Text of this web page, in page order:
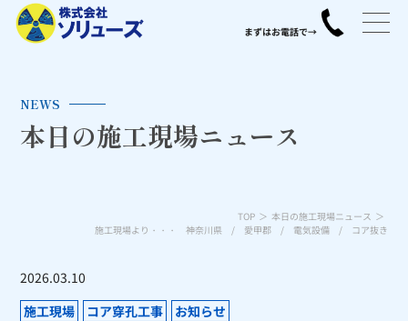
NEWS
本日の施工現場ニュース
TOP
本日の施工現場ニュース
施工現場より・・・ 神奈川県 / 愛甲郡 / 電気設備 / コア抜き
2026.03.10
施工現場
コア穿孔工事 お知らせ